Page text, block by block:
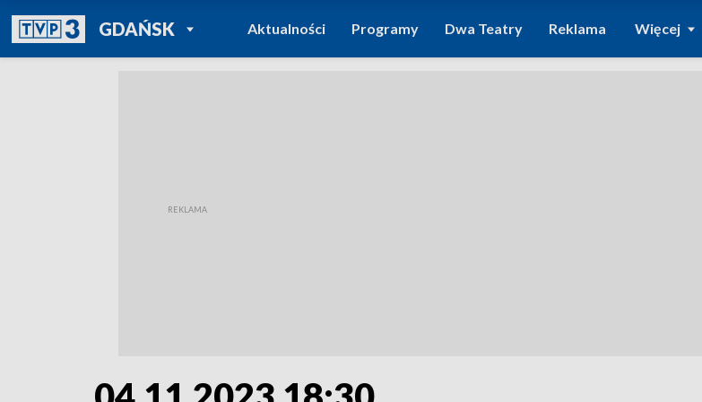
GDAŃSKPOWRÓT DO
TVP REGIONY
Aktualności Programy Dwa Teatry Reklama Więcej